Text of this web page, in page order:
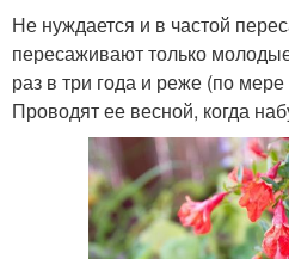
Не нуждается и в частой
пересаживают только
раз в три года и реже (по
Проводят ее весной, когда